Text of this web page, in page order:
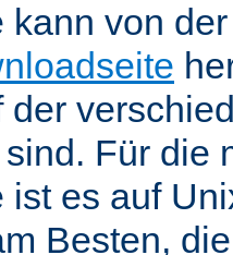
kann von
der
Für die
ist es auf
Besten,